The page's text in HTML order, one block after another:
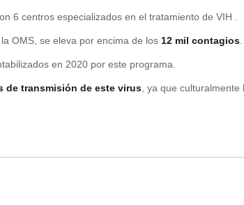
6 centros especializados en el tratamiento de VIH .
OMS, se eleva por encima de los 12 mil contagios
en 2020 por este programa.
de transmisión de este virus , ya que